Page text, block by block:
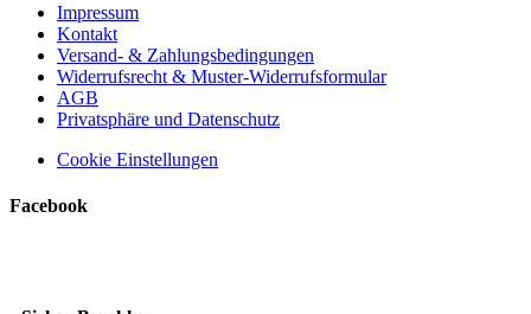
Impressum
Kontakt
Versand- & Zahlungsbedingungen
Widerrufsrecht & Muster-Widerrufsformular
AGB
Privatsphäre und Datenschutz
Cookie Einstellungen
Facebook